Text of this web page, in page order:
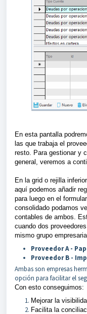
En esta pantalla
las que trabaja el
resto. Para gestionar y
general, veremos a
En la grid o rejilla
aquí podemos añadir
para luego en el
consolidado podamos
contables de ambos.
cuando dos
mismo grupo
Proveedor A -
Proveedor B -
Ambas son empresas
opción para facilitar el
Con esto conseguimos:
Mejorar la
Facilita la